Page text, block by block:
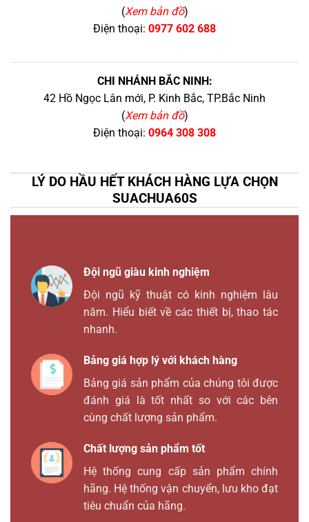
(Xem bản đồ)
Điện thoại: 0977 602 688
CHI NHÁNH BẮC NINH:
42 Hồ Ngọc Lân mới, P. Kinh Bắc, TP.Bắc Ninh
(Xem bản đồ)
Điện thoại: 0964 308 308
LÝ DO HẦU HẾT KHÁCH HÀNG LỰA CHỌN
SUACHUA60S
Đội ngũ giàu kinh nghiệm
Đội ngũ kỹ thuật có kinh nghiệm lâu
năm. Hiểu biết về các thiết bị, thao tác
nhanh.
Bảng giá hợp lý với khách hàng
Bảng giá sản phẩm của chúng tôi được
đánh giá là tốt nhất so với các bên
cùng chất lượng sản phẩm.
Chất lượng sản phẩm tốt
Hệ thống cung cấp sản phẩm chính
hãng. Hệ thống vận chuyển, lưu kho đạt
tiêu chuẩn của hãng.